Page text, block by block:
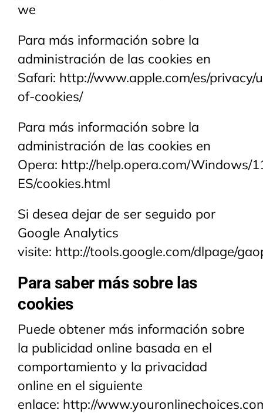
we
Para más información sobre la
administración de las cookies en
Safari: http://www.apple.com/es/privacy/
of-cookies/
Para más información sobre la
administración de las cookies en
Opera: http://help.opera.com/Windows/
ES/cookies.html
Si desea dejar de ser seguido por
Google Analytics
visite: http://tools.google.com/dlpage/
Para saber más sobre las
cookies
Puede obtener más información sobre
la publicidad online basada en el
comportamiento y la privacidad
online en el siguiente
enlace: http://